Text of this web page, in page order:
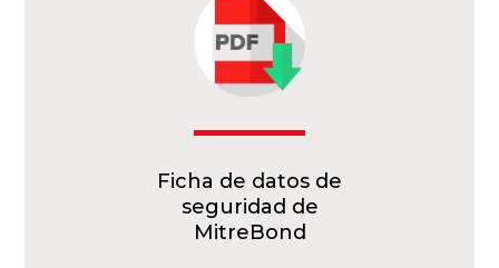
Ficha de datos de
seguridad de
MitreBond